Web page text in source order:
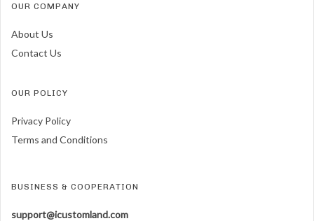
OUR COMPANY
About Us
Contact Us
OUR POLICY
Privacy Policy
Terms and Conditions
BUSINESS & COOPERATION
support@icustomland.com